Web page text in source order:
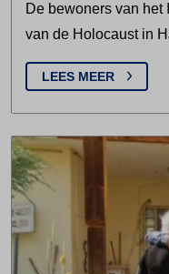
De bewoners van het
van de Holocaust in
LEES MEER